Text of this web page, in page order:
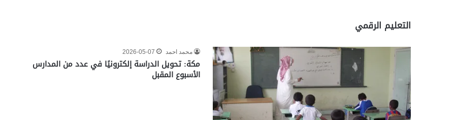
التعليم الرقمي
محمد احمد 2026-05-07
مكة: تحويل الدراسة إلكترونيًا في عدد من المدارس
الأسبوع المقبل